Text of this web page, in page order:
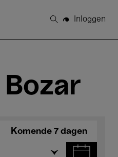
Zoeken
Inloggen
Bozar
Komende 7 dagen